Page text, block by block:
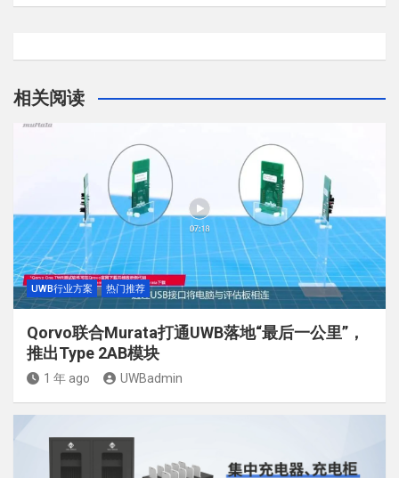
相关阅读
UWB行业方案 热门推荐
Qorvo联合Murata打通UWB落地“最后一公里”，
推出Type 2AB模块
1 年 ago UWBadmin